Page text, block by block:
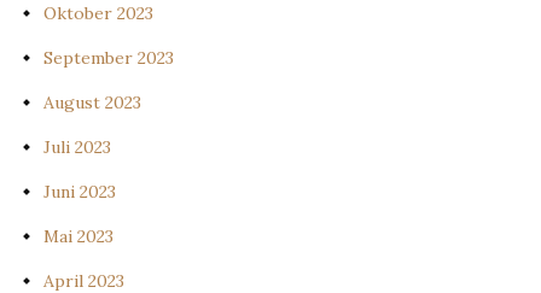
Oktober 2023
September 2023
August 2023
Juli 2023
Juni 2023
Mai 2023
April 2023